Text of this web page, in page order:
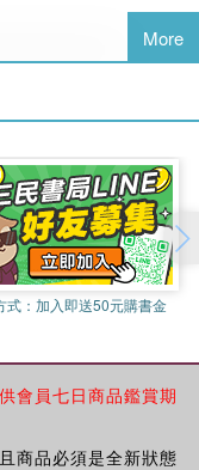
領導人要有能力匯集
護和增強國家的長期
過福克蘭戰爭的官方
戰爭的官方調查成
以及核武議題的文
）在哈德遜研究
世（Ravenel B.
報》的國際觀專欄作
擔任詹姆斯．克拉
）。
算評估中心的資深
部分。於是戰略研究
境，從中抽絲剝繭，
確或錯誤的決策。而
、民族學、心理
論點。
思想史，從古代到現
我們面對未來的判
重複之處，實則處處
，戰略研究是希望從
中外的原則。
沒有收錄任何的中國
然無法明確定義，
終追求的都沒有差
戰略思想、重要決策
。你不見得能認同詮
爾特．羅素．米德
恆淑
格
的重要性
．斯特拉坎
勝利的本質
瑟夫．埃切瓦里亞
權戰略
略
授／麥可．科蒂．
都是「源源不盡的
動成功戰爭的最重
）算起的兩千五百
，以及獲得資本的更
但只有在現代，政府
事抱負提供資金。在
Charles Tilly）觀察到
」在基本上是正確
要統治者建立有效
後有效率地管理使用
很關心的問題。戰爭
用這些能力來籌集前
More
式： 加入即送50元購書金
會員七日商品鑑賞期
商品必須是全新狀態